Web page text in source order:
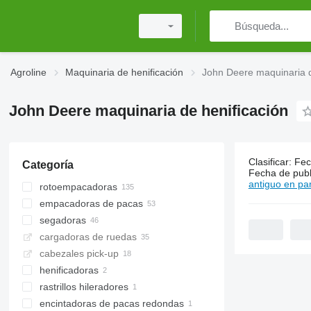
Agroline Maquinaria de henificación John Deere maquinaria
John Deere maquinaria de henificación
Categoría
rotoempacadoras
empacadoras de pacas
segadoras
segadoras rotativas
segadoras acondicionadoras
segadoras autopropulsadas
cargadoras de ruedas
cabezales pick-up
henificadoras
rastrillos hileradores
encintadoras de pacas redondas
238
Clasificar:
Fecha de
antiguo en